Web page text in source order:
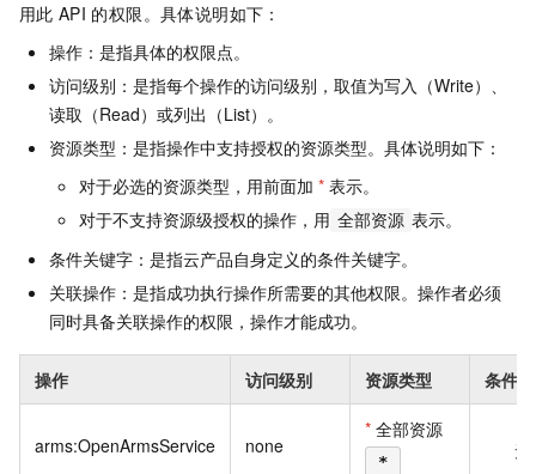
用此 API 的权限。具体说明如下：
操作：是指具体的权限点。
访问级别：是指每个操作的访问级别，取值为写入（Write）、
读取（Read）或列出（List）。
资源类型：是指操作中支持授权的资源类型。具体说明如下：
对于必选的资源类型，用前面加 * 表示。
对于不支持资源级授权的操作，用 全部资源 表示。
条件关键字：是指云产品自身定义的条件关键字。
关联操作：是指成功执行操作所需要的其他权限。操作者必须
同时具备关联操作的权限，操作才能成功。
操作 访问级别 资源类型 条件
arms:OpenArmsService none
* 全部资源
* 无